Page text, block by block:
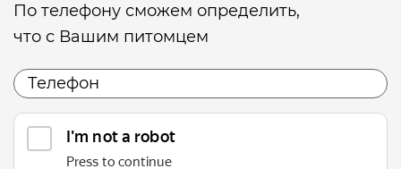
По телефону сможем определить,
что с Вашим питомцем